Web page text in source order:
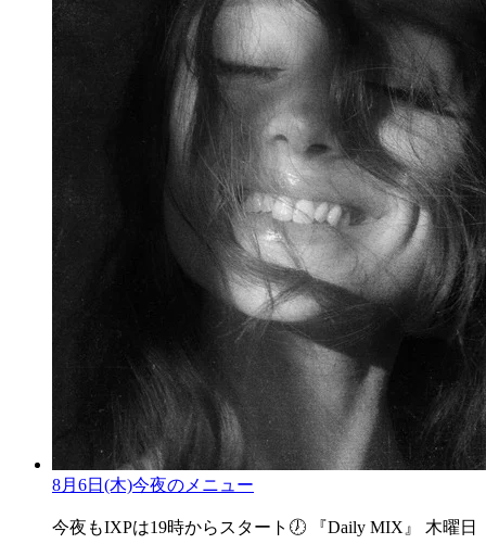
8月6日(木)今夜のメニュー
今夜もIXPは19時からスタート🕖 『Daily MIX』 木曜日